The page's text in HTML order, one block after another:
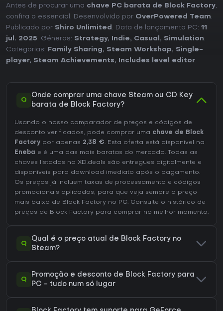
Antes de procurar uma chave PC barata de Block Factory,
confira o essencial. Desenvolvido por OverPowered Team.
Publicado por Shiro Unlimited . Data de lançamento PC: 11
jul. 2025. Géneros: Strategy, Indie, Casual , Simulation.
Categorias:
Family Sharing, Steam Workshop, Single-
player, Steam Achievements, Includes level editor.
Q
Onde comprar uma chave Steam ou CD Key
barata de Block Factory?
Usando o nosso comparador de preços e códigos de
desconto verificados, pode comprar uma chave de Block
Factory por apenas 2,38 €. Esta oferta está disponível na
Eneba
e é uma das mais baratas do mercado. Todas as
chaves listadas no XD.deals são entregues digitalmente e
disponíveis para download imediato após o pagamento.
Os preços já incluem taxas de processamento e códigos
promocionais aplicados, para que veja sempre o preço
mais baixo de Block Factory no PC. Consulte o histórico de
preços de Block Factory para comprar no melhor momento.
Q
Qual é o preço atual de Block Factory no
Steam?
Q
Promoção e desconto de Block Factory para
PC - tudo num só lugar